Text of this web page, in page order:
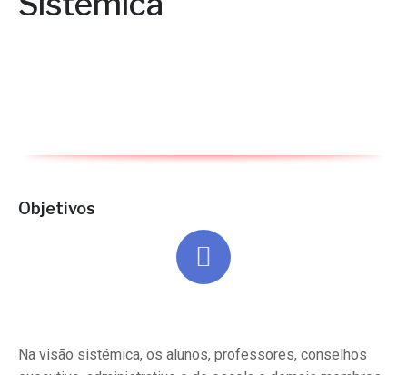
Objetivos
Na visão sistémica, os alunos, professores, conselhos